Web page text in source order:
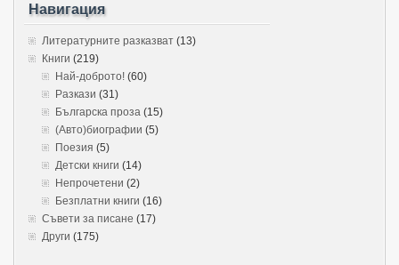
Навигация
Литературните разказват (13)
Книги (219)
Най-доброто! (60)
Разкази (31)
Българска проза (15)
(Авто)биографии (5)
Поезия (5)
Детски книги (14)
Непрочетени (2)
Безплатни книги (16)
Съвети за писане (17)
Други (175)